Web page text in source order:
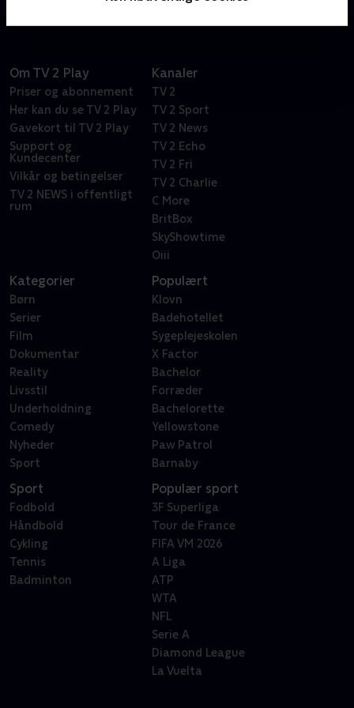
Om TV 2 Play
Priser og abonnement
Her kan du se TV 2 Play
Gavekort til TV 2 Play
Support og
Kundecenter
Vilkår og betingelser
TV 2 NEWS i offentligt
rum
Kanaler
TV 2
TV 2 Sport
TV 2 News
TV 2 Echo
TV 2 Fri
TV 2 Charlie
C More
BritBox
SkyShowtime
Oiii
Kategorier
Børn
Serier
Film
Dokumentar
Reality
Livsstil
Underholdning
Comedy
Nyheder
Sport
Populært
Klovn
Badehotellet
Sygeplejeskolen
X Factor
Bachelor
Forræder
Bachelorette
Yellowstone
Paw Patrol
Barnaby
Sport
Fodbold
Håndbold
Cykling
Tennis
Badminton
Populær sport
3F Superliga
Tour de France
FIFA VM 2026
A Liga
ATP
WTA
NFL
Serie A
Diamond League
La Vuelta